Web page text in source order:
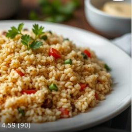
4.59 (90)